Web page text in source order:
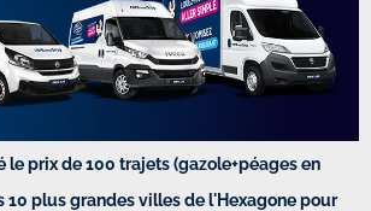
le prix de 100 trajets (gazole+péages en
10 plus grandes villes de l'Hexagone pour